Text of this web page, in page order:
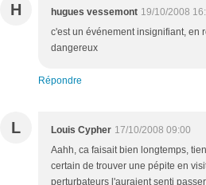
H hugues vessemont 19/10/2008
c'est un événement insignifiant, en
dangereux
Répondre
L Louis Cypher 17/10/2008 09:00
Aahh, ca faisait bien longtemps,
certain de trouver une pépite en
perturbateurs l'auraient senti